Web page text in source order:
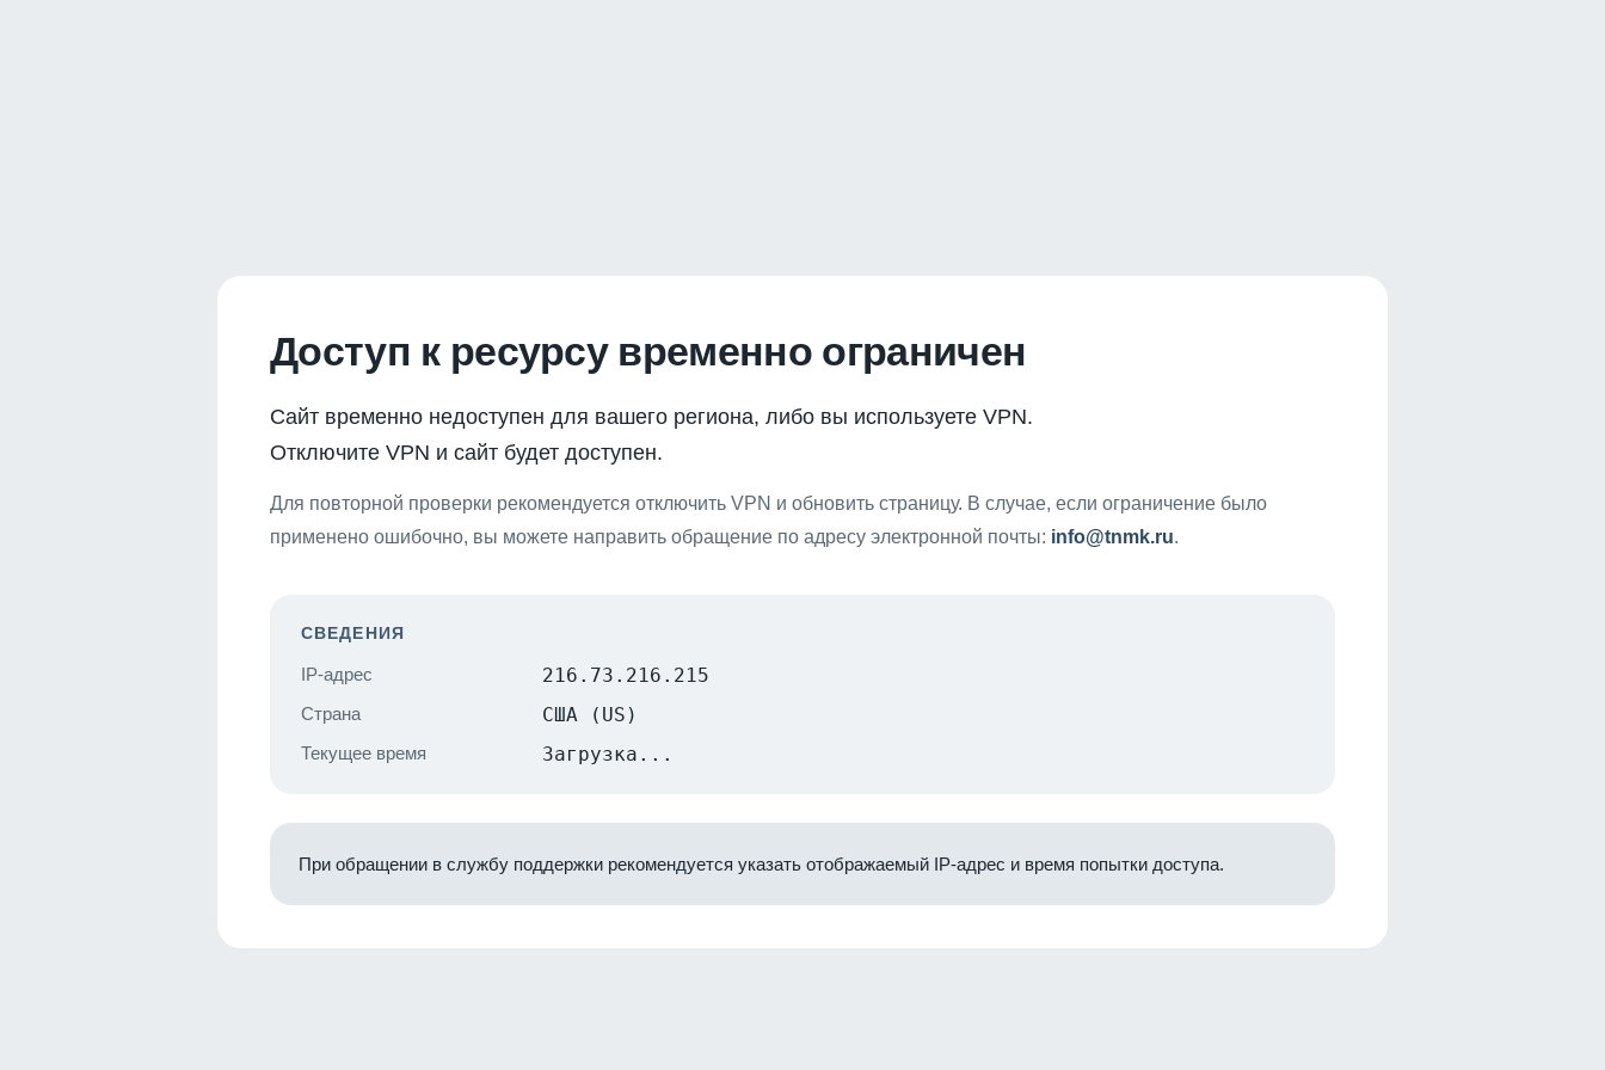
Доступ к ресурсу временно ограничен
Сайт временно недоступен для вашего региона, либо вы используете VPN.
Отключите VPN и сайт будет доступен.
Для повторной проверки рекомендуется отключить VPN и обновить страницу. В случае, если ограничение было
применено ошибочно, вы можете направить обращение по адресу электронной почты: info@tnmk.ru.
СВЕДЕНИЯ
IP-адрес 216.73.216.215
Страна США (US)
Текущее время Загрузка...
При обращении в службу поддержки рекомендуется указать отображаемый IP-адрес и время попытки доступа.